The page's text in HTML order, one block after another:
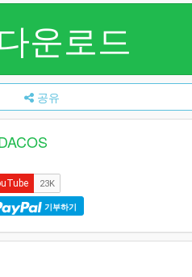
운로드
공유
기부하기